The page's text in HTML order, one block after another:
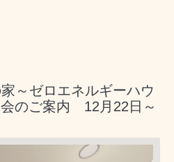
～ゼロエネルギーハウ
のご案内 12月22日～